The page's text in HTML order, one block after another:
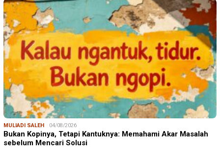
MULIADI SALEH 04/08/2026
Bukan Kopinya, Tetapi Kantuknya: Memahami Akar Masalah
sebelum Mencari Solusi